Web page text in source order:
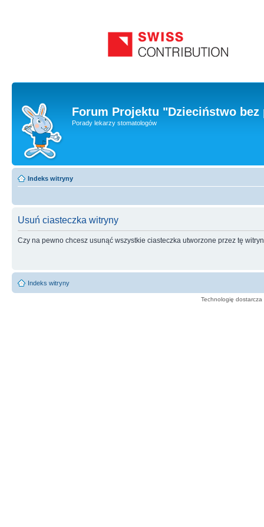
Forum Projektu "Dzieciństwo
Porady lekarzy stomatologów
Indeks witryny
Usuń ciasteczka witryny
Czy na pewno chcesz usunąć wszystkie ciasteczka utworzone przez tę
Indeks witryny
Technologię dostarcza